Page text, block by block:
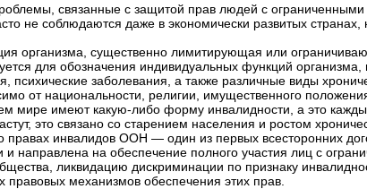
связанные с защитой прав людей с ограниченными
не соблюдаются даже в экономически развитых
организма, существенно лимитирующая или
для обозначения индивидуальных функций организма,
заболевания, а также различные виды
от национальности, религии, имущественного
мире имеют какую-либо форму инвалидности, а это
это связано со старением населения и ростом
инвалидов ООН — один из первых всесторонних
направлена на обеспечение полного участия лиц с
ликвидацию дискриминации по признаку
механизмов обеспечения этих прав.